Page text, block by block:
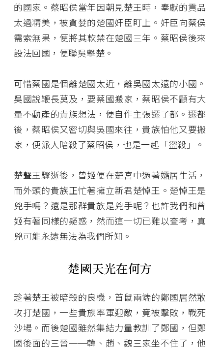
的國家。蔡昭侯當年因朝見楚王時，奉獻的貢品
太過精美，被貪婪的楚國奸臣盯上。奸臣向蔡侯
需索無果，便將其軟禁在楚國三年。蔡昭侯後來
設法回國，便聯吳擊楚。
可惜蔡國是個離楚國太近，離吳國太遠的小國。
吳國說鞭長莫及，要蔡國搬家，蔡昭侯不顧有大
量不動產的貴族想法，便自作主張遷了都。遷都
後，蔡昭侯又密切與吳國來往，貴族怕他又要搬
家，便派人暗殺了蔡昭侯，也是一起「盜殺」。
楚聲王驟逝後，曾姬便在楚宮中過著孀居生活，
而外頭的貴族正忙著擁立新君楚悼王。楚悼王是
兇手嗎？還是那群貴族是兇手呢？也許我們和曾
姬有著同樣的疑惑，然而這一切已難以查考，真
兇可能永遠無法為我們所知。
楚國天光在何方
趁著楚王被暗殺的良機，首鼠兩端的鄭國居然敢
攻打楚國，一些貴族率軍迎敵，竟被擊敗，戰死
沙場。而後楚國雖然集結力量教訓了鄭國，但鄭
國後面的三晉──韓、趙、魏三家坐不住了，他